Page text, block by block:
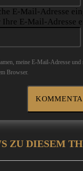
E-Mail-Adresse
Ihre E-Mail-Adresse
meine E-Mail-Adresse und
Browser.
ZU DIESEM